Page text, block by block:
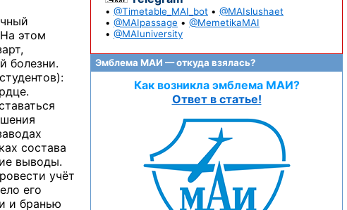
этом
болезни.
состава
выводы.
учёт
его
и бранью
• @Timetable_MAI_bot • @MAIslushaet
• @MAIpassage • @MemetikaMAI
• @MAIuniversity
Эмблема МАИ — откуда взялась?
Как возникла эмблема МАИ?
Ответ в статье!